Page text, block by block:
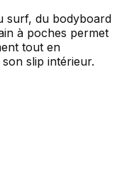
surf, du bodyboard
à poches permet
tout en
slip intérieur.